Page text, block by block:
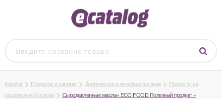
Каталог Продукты и напитки Диетическое и лечебное питание
Продукты на
растительной основе
Сыродавленные масла+ ECO FOOD Полезный продукт +